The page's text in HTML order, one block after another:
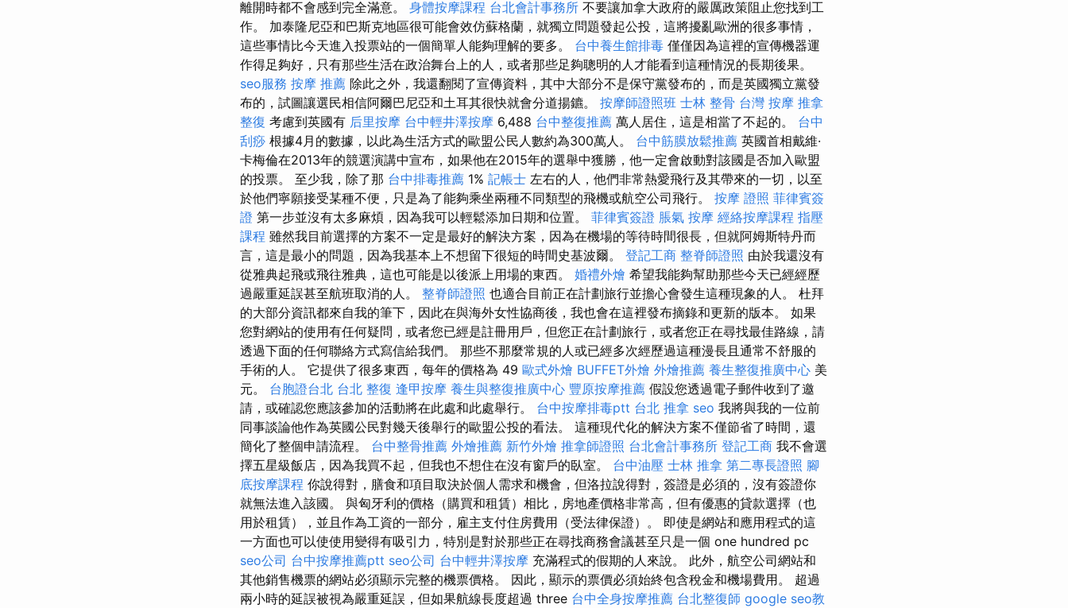
離開時都不會感到完全滿意。 身體按摩課程 台北會計事務所 不要讓加拿大政府的嚴厲政策阻止您找到工
作。 加泰隆尼亞和巴斯克地區很可能會效仿蘇格蘭，就獨立問題發起公投，這將擾亂歐洲的很多事情，
這些事情比今天進入投票站的一個簡單人能夠理解的要多。 台中養生館排毒 僅僅因為這裡的宣傳機器運
作得足夠好，只有那些生活在政治舞台上的人，或者那些足夠聰明的人才能看到這種情況的長期後果。
seo服務 按摩 推薦 除此之外，我還翻閱了宣傳資料，其中大部分不是保守黨發布的，而是英國獨立黨發
布的，試圖讓選民相信阿爾巴尼亞和土耳其很快就會分道揚鑣。 按摩師證照班 士林 整骨 台灣 按摩 推拿
整復 考慮到英國有 后里按摩 台中輕井澤按摩 6,488 台中整復推薦 萬人居住，這是相當了不起的。 台中
刮痧 根據4月的數據，以此為生活方式的歐盟公民人數約為300萬人。 台中筋膜放鬆推薦 英國首相戴維·
卡梅倫在2013年的競選演講中宣布，如果他在2015年的選舉中獲勝，他一定會啟動對該國是否加入歐盟
的投票。 至少我，除了那 台中排毒推薦 1% 記帳士 左右的人，他們非常熱愛飛行及其帶來的一切，以至
於他們寧願接受某種不便，只是為了能夠乘坐兩種不同類型的飛機或航空公司飛行。 按摩 證照 菲律賓簽
證 第一步並沒有太多麻煩，因為我可以輕鬆添加日期和位置。 菲律賓簽證 脹氣 按摩 經絡按摩課程 指壓
課程 雖然我目前選擇的方案不一定是最好的解決方案，因為在機場的等待時間很長，但就阿姆斯特丹而
言，這是最小的問題，因為我基本上不想留下很短的時間史基波爾。 登記工商 整脊師證照 由於我還沒有
從雅典起飛或飛往雅典，這也可能是以後派上用場的東西。 婚禮外燴 希望我能夠幫助那些今天已經經歷
過嚴重延誤甚至航班取消的人。 整脊師證照 也適合目前正在計劃旅行並擔心會發生這種現象的人。 杜拜
的大部分資訊都來自我的筆下，因此在與海外女性協商後，我也會在這裡發布摘錄和更新的版本。 如果
您對網站的使用有任何疑問，或者您已經是註冊用戶，但您正在計劃旅行，或者您正在尋找最佳路線，請
透過下面的任何聯絡方式寫信給我們。 那些不那麼常規的人或已經多次經歷過這種漫長且通常不舒服的
手術的人。 它提供了很多東西，每年的價格為 49 歐式外燴 BUFFET外燴 外燴推薦 養生整復推廣中心 美
元。 台胞證台北 台北 整復 逢甲按摩 養生與整復推廣中心 豐原按摩推薦 假設您透過電子郵件收到了邀
請，或確認您應該參加的活動將在此處和此處舉行。 台中按摩排毒ptt 台北 推拿 seo 我將與我的一位前
同事談論他作為英國公民對幾天後舉行的歐盟公投的看法。 這種現代化的解決方案不僅節省了時間，還
簡化了整個申請流程。 台中整骨推薦 外燴推薦 新竹外燴 推拿師證照 台北會計事務所 登記工商 我不會選
擇五星級飯店，因為我買不起，但我也不想住在沒有窗戶的臥室。 台中油壓 士林 推拿 第二專長證照 腳
底按摩課程 你說得對，膳食和項目取決於個人需求和機會，但洛拉說得對，簽證是必須的，沒有簽證你
就無法進入該國。 與匈牙利的價格（購買和租賃）相比，房地產價格非常高，但有優惠的貸款選擇（也
用於租賃），並且作為工資的一部分，雇主支付住房費用（受法律保證）。 即使是網站和應用程式的這
一方面也可以使使用變得有吸引力，特別是對於那些正在尋找商務會議甚至只是一個 one hundred pc
seo公司 台中按摩推薦ptt seo公司 台中輕井澤按摩 充滿程式的假期的人來說。 此外，航空公司網站和
其他銷售機票的網站必須顯示完整的機票價格。 因此，顯示的票價必須始終包含稅金和機場費用。 超過
兩小時的延誤被視為嚴重延誤，但如果航線長度超過 three 台中全身按摩推薦 台北整復師 google seo教